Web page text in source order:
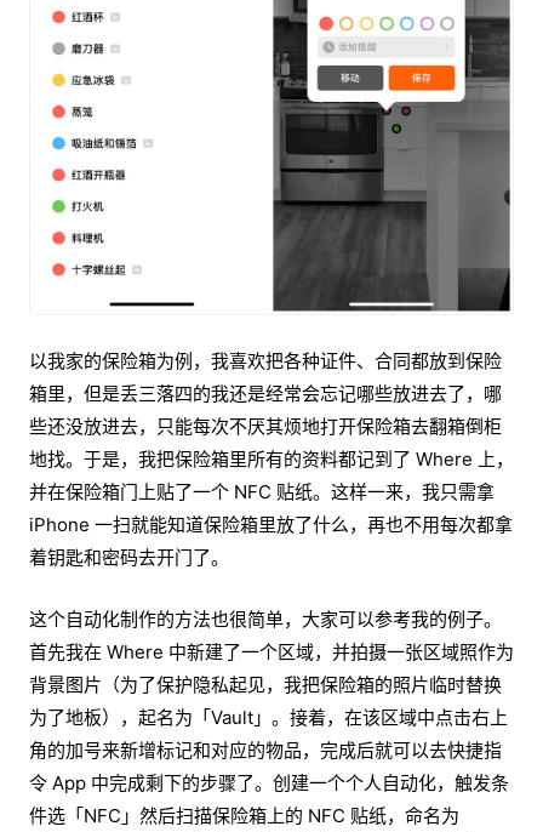
以我家的保险箱为例，我喜欢把各种证件、合同都放到保险
箱里，但是丢三落四的我还是经常会忘记哪些放进去了，哪
些还没放进去，只能每次不厌其烦地打开保险箱去翻箱倒柜
地找。于是，我把保险箱里所有的资料都记到了 Where 上，
并在保险箱门上贴了一个 NFC 贴纸。这样一来，我只需拿
iPhone 一扫就能知道保险箱里放了什么，再也不用每次都拿
着钥匙和密码去开门了。
这个自动化制作的方法也很简单，大家可以参考我的例子。
首先我在 Where 中新建了一个区域，并拍摄一张区域照作为
背景图片（为了保护隐私起见，我把保险箱的照片临时替换
为了地板），起名为「Vault」。接着，在该区域中点击右上
角的加号来新增标记和对应的物品，完成后就可以去快捷指
令 App 中完成剩下的步骤了。创建一个个人自动化，触发条
件选「NFC」然后扫描保险箱上的 NFC 贴纸，命名为